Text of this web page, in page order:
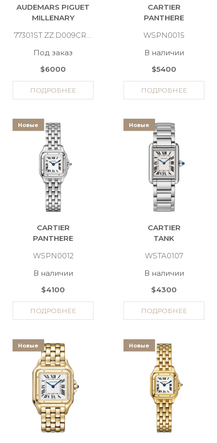
AUDEMARS PIGUET
MILLENARY
77301ST.ZZ.D009CR.01
Под заказ
$6000
ПОДРОБНЕЕ
CARTIER
PANTHERE
WSPN0015
В наличии
$5400
ПОДРОБНЕЕ
Новые
CARTIER
PANTHERE
WSPN0012
В наличии
$4100
ПОДРОБНЕЕ
Новые
CARTIER
TANK
WSTA0107
В наличии
$4300
ПОДРОБНЕЕ
Новые Новые